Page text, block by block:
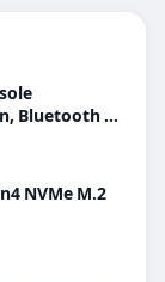
Bluetooth et
NVMe M.2